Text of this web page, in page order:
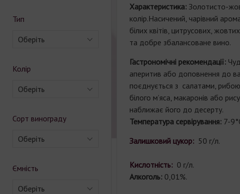
Тип
Оберіть
Колір
Оберіть
Сорт винограду
Оберіть
Ємність
Оберіть
Характеристика: Золотисто-
колір.Насичений, чарівний
білих квітів, цитрусових,
та добре збалансоване вино.
Гастрономічні рекомендації:
аперитив або доповнення до
поєднується з салатами, рибою
білого м’яса, макаронів або
наближає його до десерту.
Температура сервірування: 7-
Залишковий цукор: 50 г/л.
Кислотність: 0 г/л.
Алкоголь: 0,01%.